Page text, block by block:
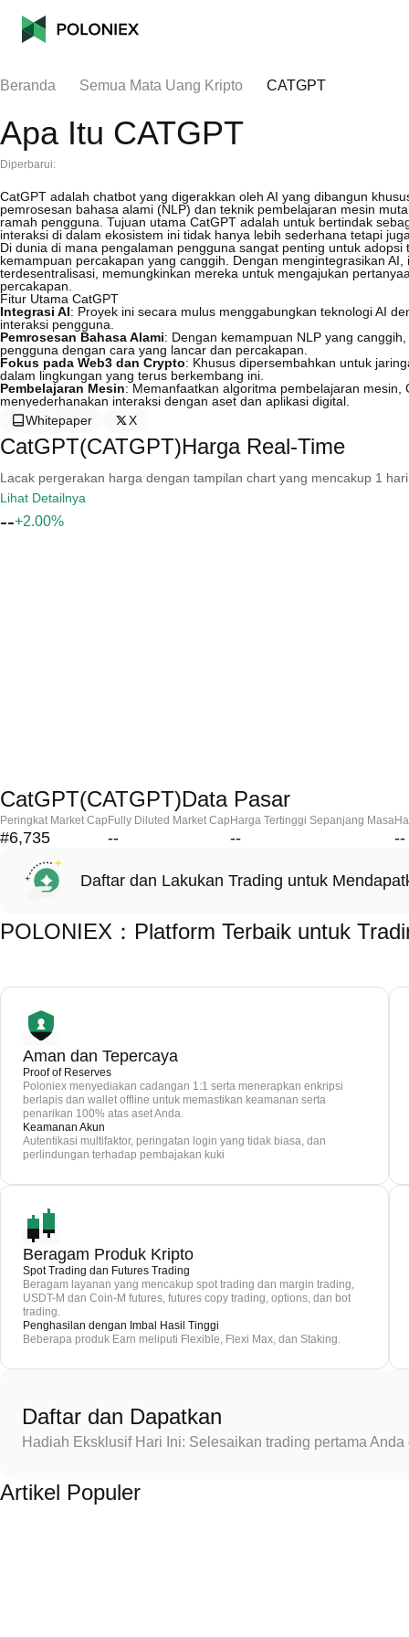
Beranda Semua Mata Uang Kripto CATGPT
Apa Itu CATGPT
Diperbarui:
CatGPT adalah chatbot yang digerakkan oleh AI yang dibangun
pemrosesan bahasa alami (NLP) dan teknik pembelajaran mesin
ramah pengguna. Tujuan utama CatGPT adalah untuk bertindak
interaksi di dalam ekosistem ini tidak hanya lebih sederhana tetapi
Di dunia di mana pengalaman pengguna sangat penting untuk
kemampuan percakapan yang canggih. Dengan mengintegrasikan
terdesentralisasi, memungkinkan mereka untuk mengajukan
percakapan.
Fitur Utama CatGPT
Integrasi AI: Proyek ini secara mulus menggabungkan teknologi AI
interaksi pengguna.
Pemrosesan Bahasa Alami: Dengan kemampuan NLP yang
pengguna dengan cara yang lancar dan percakapan.
Fokus pada Web3 dan Crypto: Khusus dipersembahkan untuk
dalam lingkungan yang terus berkembang ini.
Pembelajaran Mesin: Memanfaatkan algoritma pembelajaran
menyederhanakan interaksi dengan aset dan aplikasi digital.
Whitepaper
X
CatGPT(CATGPT)Harga Real-Time
Lacak pergerakan harga dengan tampilan chart yang mencakup 1
Lihat Detailnya
--+2.00%
CatGPT(CATGPT)Data Pasar
Peringkat Market Cap
#6,735
Fully Diluted Market Cap
--
Harga Tertinggi Sepanjang Masa
-- --
Daftar dan Lakukan Trading untuk
POLONIEX：Platform Terbaik untuk
Aman dan Tepercaya
Proof of Reserves
Poloniex menyediakan cadangan 1:1 serta menerapkan enkripsi
berlapis dan wallet offline untuk memastikan keamanan serta
penarikan 100% atas aset Anda.
Keamanan Akun
Autentikasi multifaktor, peringatan login yang tidak biasa, dan
perlindungan terhadap pembajakan kuki
Beragam Produk Kripto
Spot Trading dan Futures Trading
Beragam layanan yang mencakup spot trading dan margin trading,
USDT-M dan Coin-M futures, futures copy trading, options, dan bot
trading.
Penghasilan dengan Imbal Hasil Tinggi
Beberapa produk Earn meliputi Flexible, Flexi Max, dan Staking.
Daftar dan Dapatkan
Hadiah Eksklusif Hari Ini: Selesaikan trading pertama
Artikel Populer